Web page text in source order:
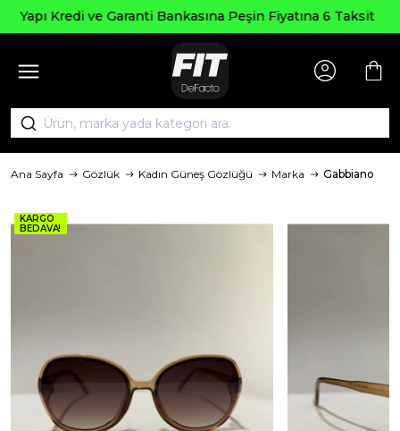
Peşin Fiyatına 6 Taksit
Ana Sayfa Gözlük Kadın Güneş Gözlüğü Marka Gabbiano
KARGO
BEDAVA!